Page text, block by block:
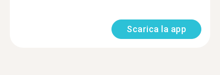
Scarica la app